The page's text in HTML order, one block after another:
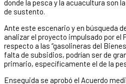
donde la pesca y la acuacultura son
de sustento.
Ante este escenario y en búsqueda
analizar el proyecto impulsado por el
respecto a las “gasolineras del
falta de subsidios, podrían ser de
primario, específicamente el de la
Enseguida se aprobó el Acuerdo